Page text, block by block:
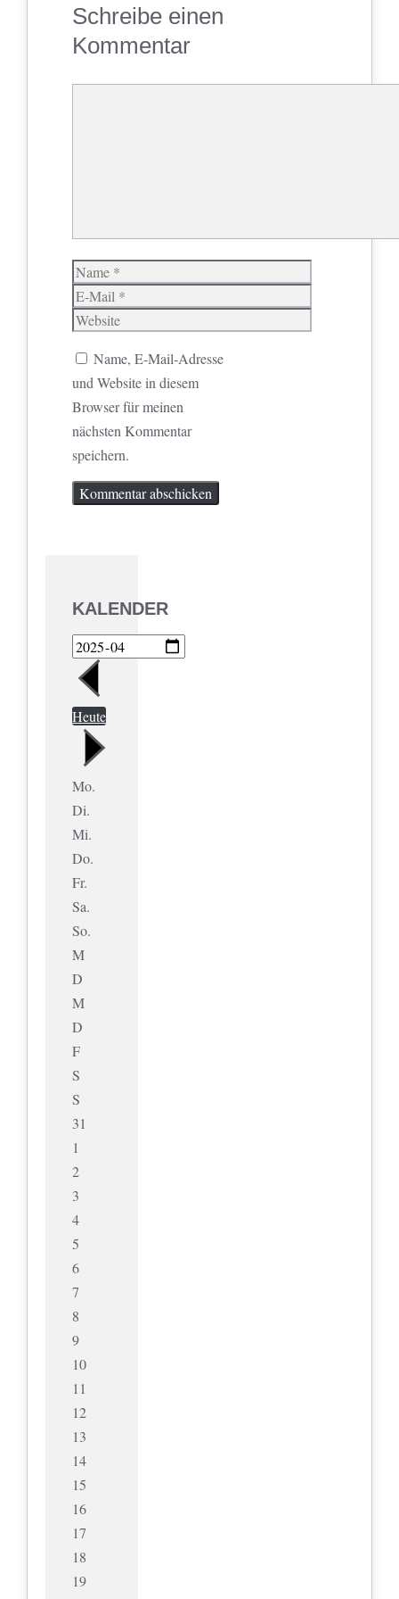
Schreibe einen
Kommentar
Name
E-
Mail
Website
Name, E-Mail-Adresse
und Website in diesem
Browser für meinen
nächsten Kommentar
speichern.
KALENDER
Heute
Mo.
Di.
Mi.
Do.
Fr.
Sa.
So.
M
D
M
D
F
S
S
31
1
2
3
4
5
6
7
8
9
10
11
12
13
14
15
16
17
18
19